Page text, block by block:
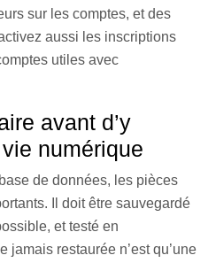
sur les comptes, et des
aussi les inscriptions
utiles avec
avant d’y
numérique
de données, les pièces
Il doit être sauvegardé
et testé en
jamais restaurée n’est qu’une